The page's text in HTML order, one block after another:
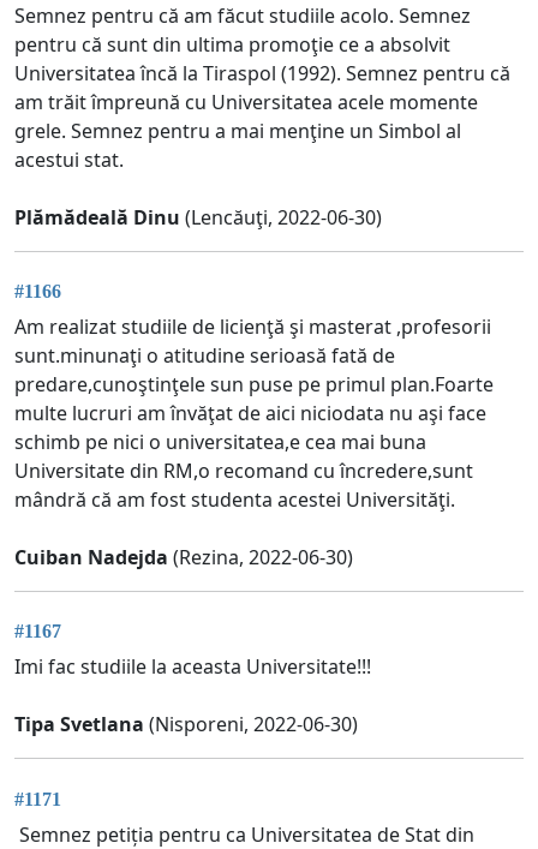
Semnez pentru că am făcut studiile acolo. Semnez
pentru că sunt din ultima promoţie ce a absolvit
Universitatea încă la Tiraspol (1992). Semnez pentru că
am trăit împreună cu Universitatea acele momente
grele. Semnez pentru a mai menţine un Simbol al
acestui stat.
Plămădeală Dinu (Lencăuţi, 2022-06-30)
#1166
Am realizat studiile de licienţă şi masterat ,profesorii
sunt.minunaţi o atitudine serioasă fată de
predare,cunoştinţele sun puse pe primul plan.Foarte
multe lucruri am învăţat de aici niciodata nu aşi face
schimb pe nici o universitatea,e cea mai buna
Universitate din RM,o recomand cu încredere,sunt
mândră că am fost studenta acestei Universităţi.
Cuiban Nadejda (Rezina, 2022-06-30)
#1167
Imi fac studiile la aceasta Universitate!!!
Tipa Svetlana (Nisporeni, 2022-06-30)
#1171
Semnez petiția pentru ca Universitatea de Stat din